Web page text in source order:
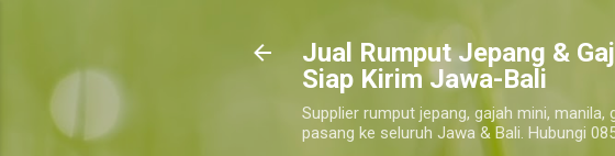
​Jual Rumput Jepang &
Siap Kirim Jawa-Bali
Supplier rumput jepang, gajah mini,
pasang ke seluruh Jawa & Bali. Hubungi